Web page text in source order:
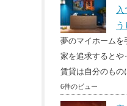
う
夢のマイホームを
家を追求するとや
賃貸は自分のもの
6件のビュー